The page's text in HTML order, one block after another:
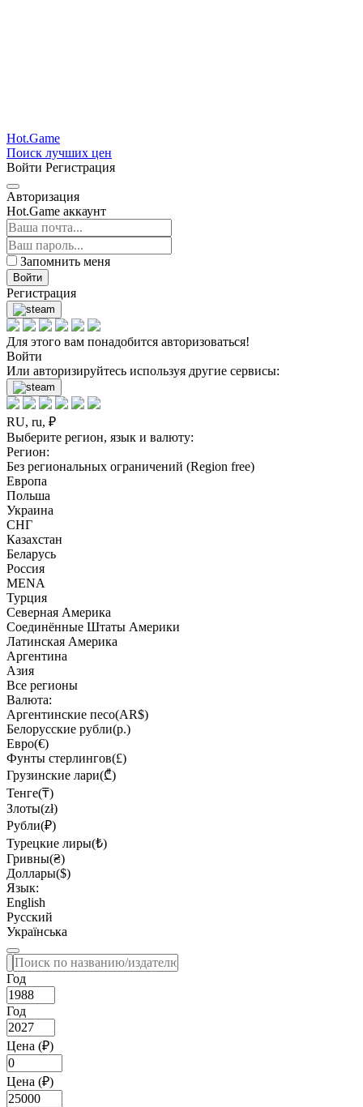
Hot.Game
Поиск лучших цен
Войти Регистрация
Авторизация
Hot.Game аккаунт
Запомнить меня
Войти
Регистрация
Для этого вам понадобится авторизоваться!
Войти
Или авторизируйтесь используя другие сервисы:
RU, ru, ₽
Выберите регион, язык и валюту:
Регион:
Без региональных ограничений (Region free)
Европа
Польша
Украина
СНГ
Казахстан
Беларусь
Россия
MENA
Турция
Северная Америка
Соединённые Штаты Америки
Латинская Америка
Аргентина
Азия
Все регионы
Валюта:
Аргентинские песо(AR$)
Белорусские рубли(р.)
Евро(€)
Фунты стерлингов(£)
Грузинские лари(₾)
Тенге(₸)
Злоты(zł)
Рубли(₽)
Турецкие лиры(₺)
Гривны(₴)
Доллары($)
Язык:
English
Русский
Українська
Год
Год
Цена (₽)
Цена (₽)